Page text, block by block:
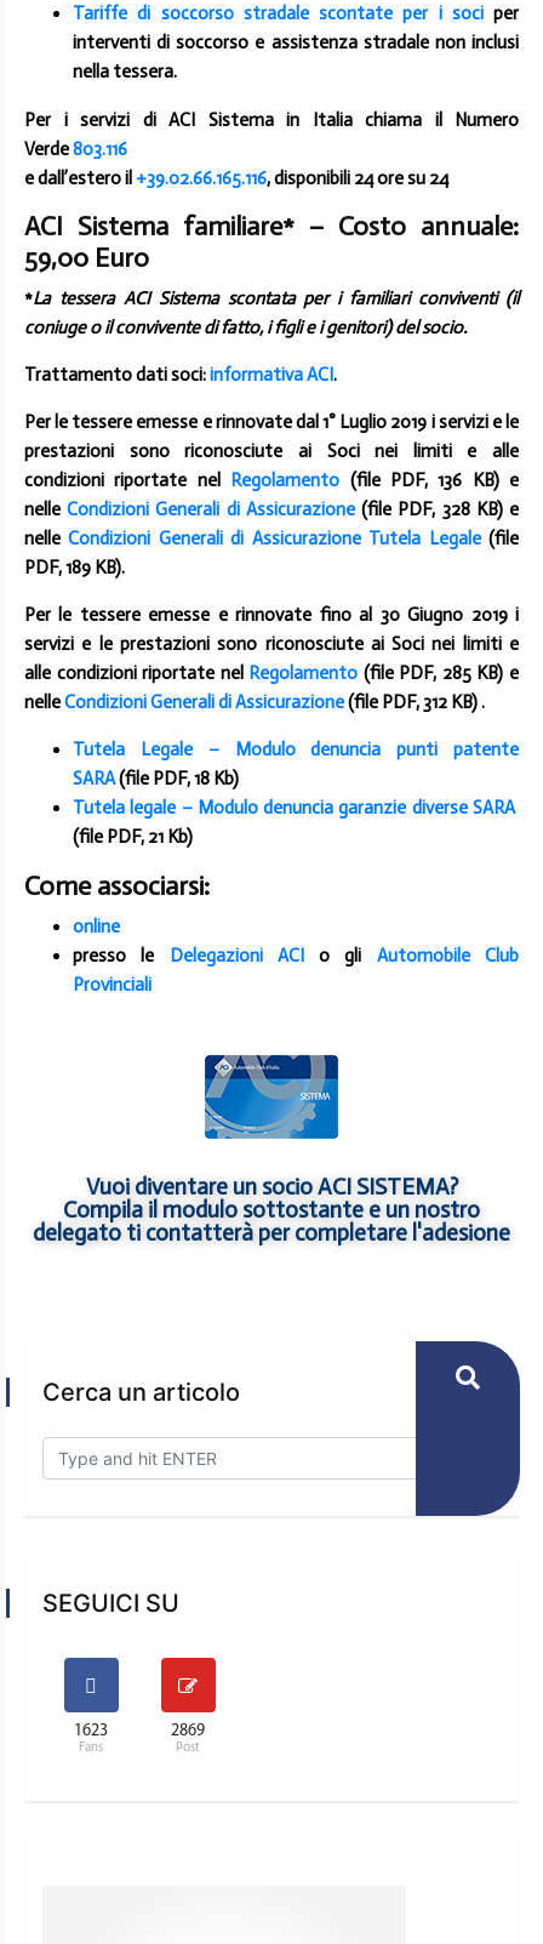
Tariffe di soccorso stradale scontate per i sociper
interventi di soccorso e assistenza stradale non inclusi
nella tessera.
Per i servizi di ACI Sistema in Italia chiama il Numero
Verde803.116
e dall’estero il +39.02.66.165.116, disponibili 24 ore su 24
ACI Sistema familiare* – Costo annuale:
59,00 Euro
*La tessera ACI Sistema scontata per i familiari conviventi (il
coniuge o il convivente di fatto, i figli e i genitori) del socio.
Trattamento dati soci:informativa ACI.
Per le tessere emesse e rinnovatedal 1° Luglio 2019 i servizi e le
prestazioni sono riconosciute ai Soci nei limiti e alle
condizioni riportate nel
Regolamento (file PDF, 136 KB) e
nelleCondizioni Generali di Assicurazione(file PDF, 328 KB) e
nelleCondizioni Generali di Assicurazione Tutela Legale(file
PDF, 189 KB).
Per le tessere emesse e rinnovate fino al 30 Giugno 2019i
servizi e le prestazioni sono riconosciute ai Soci nei limiti e
alle condizioni riportate nel Regolamento (file PDF, 285 KB) e
nelleCondizioni Generali di Assicurazione(file PDF, 312 KB) .
Tutela Legale – Modulo denuncia punti patente
SARA(file PDF, 18 Kb)
Tutela legale – Modulo denuncia garanzie diverse SARA
(file PDF, 21 Kb)
Come associarsi:
online
presso le
Delegazioni ACIo gli Automobile Club
Provinciali
Vuoi diventare un socio ACI SISTEMA?
Compila il modulo sottostante e un nostro
delegato ti contatterà per completare l'adesione
Cerca un articolo
SEGUICI SU
1623
Fans
2869
Post